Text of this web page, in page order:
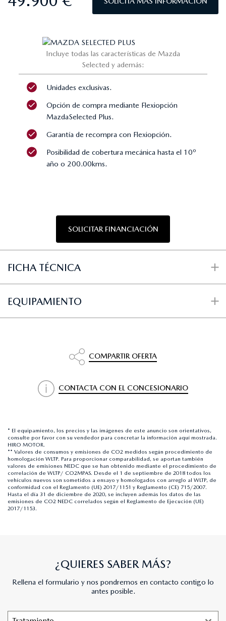
FICHA TÉCNICA
Incluye todas las características de Mazda
Selected y además:
Unidades exclusivas.
Opción de compra mediante Flexiopción
MazdaSelected Plus.
Garantía de recompra con Flexiopción.
Posibilidad de cobertura mecánica hasta el 10º
año o 200.00kms.
SOLICITAR FINANCIACIÓN
COMPARTIR OFERTA
CONTACTA CON EL CONCESIONARIO
EQUIPAMIENTO
* El equipamiento, los precios y las imágenes de este anuncio son orientativos,
consulte por favor con su vendedor para concretar la información aquí mostrada.
HIRO MOTOR.
** Valores de consumos y emisiones de CO2 medidos según procedimiento de
homologación WLTP. Para proporcionar comparabilidad, se aportan también
valores de emisiones NEDC que se han obtenido mediante el procedimiento de
correlación de WLTP/ CO2MPAS. Desde el 1 de septiembre de 2018 todos los
vehículos nuevos son sometidos a ensayo y homologados con arreglo al WLTP, de
conformidad con el Reglamento (UE) 2017/1151 y Reglamento (CE) 715/2007.
Hasta el día 31 de diciembre de 2020, se incluyen además los datos de las
emisiones de CO2 NEDC correlados según el Reglamento de Ejecución (UE)
2017/1153.
¿QUIERES SABER MÁS?
Rellena el formulario y nos pondremos en contacto contigo lo
antes posible.